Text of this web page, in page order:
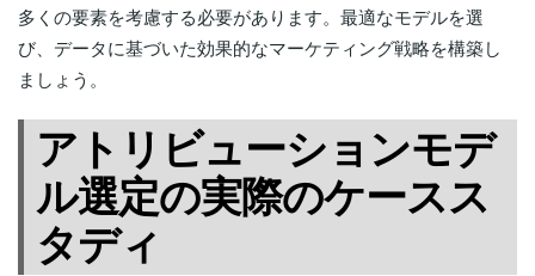
多くの要素を考慮する必要があります。最適なモデルを選
び、データに基づいた効果的なマーケティング戦略を構築し
ましょう。
アトリビューションモデ
ル選定の実際のケースス
タディ